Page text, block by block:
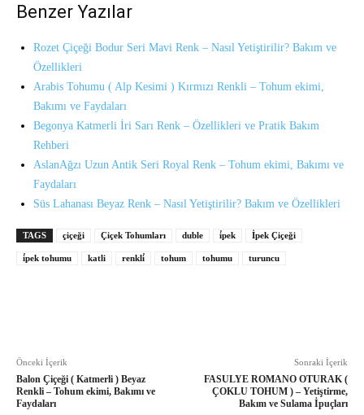
Benzer Yazılar
Rozet Çiçeği Bodur Seri Mavi Renk – Nasıl Yetiştirilir? Bakım ve
Özellikleri
Arabis Tohumu ( Alp Kesimi ) Kırmızı Renkli – Tohum ekimi,
Bakımı ve Faydaları
Begonya Katmerli İri Sarı Renk – Özellikleri ve Pratik Bakım
Rehberi
AslanAğzı Uzun Antik Seri Royal Renk – Tohum ekimi, Bakımı ve
Faydaları
Süs Lahanası Beyaz Renk – Nasıl Yetiştirilir? Bakım ve Özellikleri
TAGS çiçeği Çiçek Tohumları duble i̇pek İpek Çiçeği
i̇pek tohumu katli renkli̇ tohum tohumu turuncu
Önceki İçerik
Balon Çiçeği ( Katmerli ) Beyaz
Renkli – Tohum ekimi, Bakımı ve
Faydaları
Sonraki İçerik
FASULYE ROMANO OTURAK (
ÇOKLU TOHUM ) – Yetiştirme,
Bakım ve Sulama İpuçları